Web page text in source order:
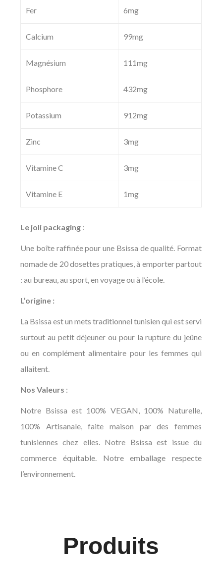
Fer 6mg
Calcium 99mg
Magnésium 111mg
Phosphore 432mg
Potassium 912mg
Zinc 3mg
Vitamine C 3mg
Vitamine E 1mg
Le joli packaging :
Une boîte raffinée pour une Bsissa de qualité. Format
nomade de 20 dosettes pratiques, à emporter partout
: au bureau, au sport, en voyage ou à l’école.
L’origine :
La Bsissa est un mets traditionnel tunisien qui est servi
surtout au petit déjeuner ou pour la rupture du jeûne
ou en complément alimentaire pour les femmes qui
allaitent.
Nos Valeurs :
Notre Bsissa est 100% VEGAN, 100% Naturelle,
100% Artisanale, faite maison par des femmes
tunisiennes chez elles. Notre Bsissa est issue du
commerce équitable. Notre emballage respecte
l’environnement.
Produits